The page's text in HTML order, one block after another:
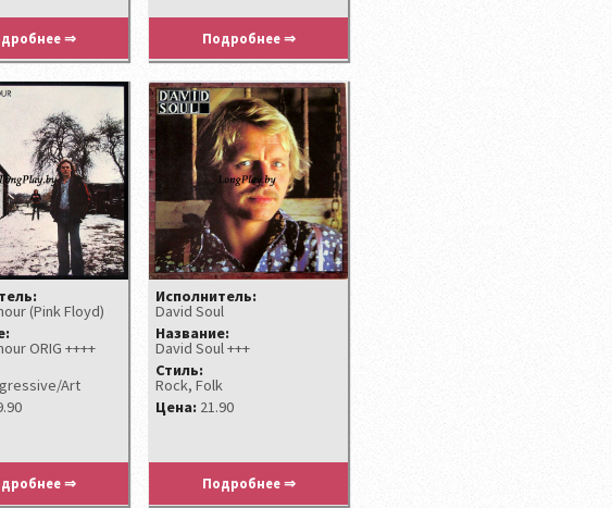
⇒ Подробнее ⇒
(Pink Floyd)
ORIG ++++
Art
⇒
Исполнитель:
David Soul ‎
Название:
David Soul +++
Стиль:
Rock, Folk
Цена: 21.90
Подробнее ⇒